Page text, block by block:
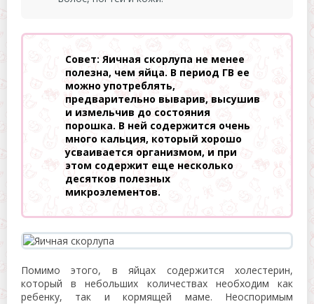
Совет: Яичная скорлупа не менее
полезна, чем яйца. В период ГВ ее
можно употреблять,
предварительно выварив, высушив
и измельчив до состояния
порошка. В ней содержится очень
много кальция, который хорошо
усваивается организмом, и при
этом содержит еще несколько
десятков полезных
микроэлементов.
Помимо этого, в яйцах содержится холестерин,
который в небольших количествах необходим как
ребенку, так и кормящей маме. Неоспоримым